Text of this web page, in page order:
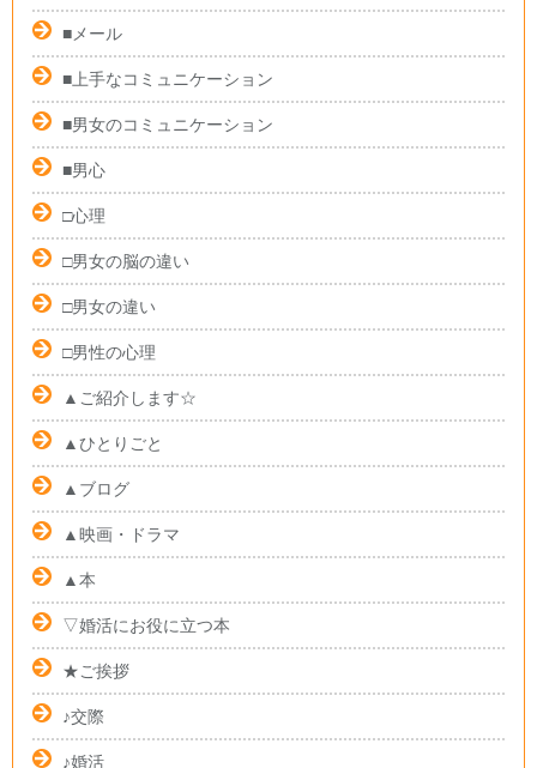
■メール
■上手なコミュニケーション
■男女のコミュニケーション
■男心
□心理
□男女の脳の違い
□男女の違い
□男性の心理
▲ご紹介します☆
▲ひとりごと
▲ブログ
▲映画・ドラマ
▲本
▽婚活にお役に立つ本
★ご挨拶
♪交際
♪婚活